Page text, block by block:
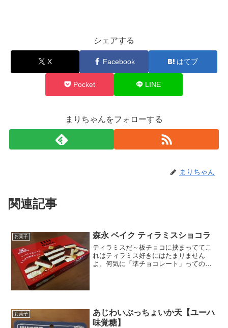
シェアする
X Facebook はてブ
Pocket LINE
まりちゃんをフォローする
まりちゃん
関連記事
お菓子 森永 ベイク ティラミスショコラ
ティラミスだ～板チョコに挟まっててこ
れはティラミス好きにはたまりません
よ。何気に「準チョコレート」ってのが
お菓子
あじわいぷっちょいか天【ユーハ
味覚糖】